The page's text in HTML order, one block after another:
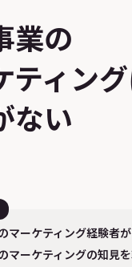
業の
ティン
ない
マーケティング経験者
マーケティングの知見